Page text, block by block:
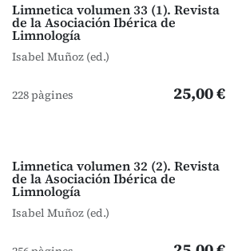
Limnetica volumen 33 (1). Revista
de la Asociación Ibérica de
Limnología
Isabel Muñoz (ed.)
228 pàgines 25,00 €
Limnetica volumen 32 (2). Revista
de la Asociación Ibérica de
Limnología
Isabel Muñoz (ed.)